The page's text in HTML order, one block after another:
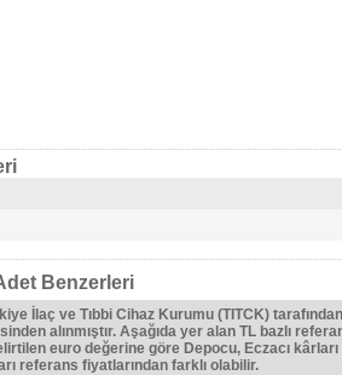
Benzerleri
İlaç ve Tıbbi Cihaz Kurumu (TITCK)
alınmıştır. Aşağıda yer alan TL bazlı
euro değerine göre Depocu, Eczacı
referans fiyatlarından farklı olabilir.